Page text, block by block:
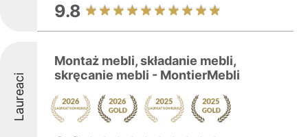
9.8
Laureaci
Montaż mebli, składanie mebli,
skręcanie mebli - MontierMebli